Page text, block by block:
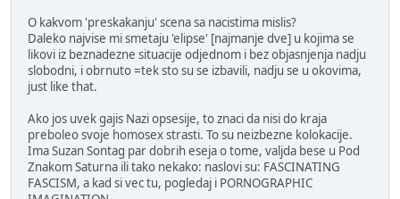
O kakvom 'preskakanju' scena sa nacistima mislis?
Daleko najvise mi smetaju 'elipse' [najmanje dve] u kojima se
likovi iz beznadezne situacije odjednom i bez objasnjenja nadju
slobodni, i obrnuto =tek sto su se izbavili, nadju se u okovima,
just like that.
Ako jos uvek gajis Nazi opsesije, to znaci da nisi do kraja
preboleo svoje homosex strasti. To su neizbezne kolokacije.
Ima Suzan Sontag par dobrih eseja o tome, valjda bese u Pod
Znakom Saturna ili tako nekako: naslovi su: FASCINATING
FASCISM, a kad si vec tu, pogledaj i PORNOGRAPHIC